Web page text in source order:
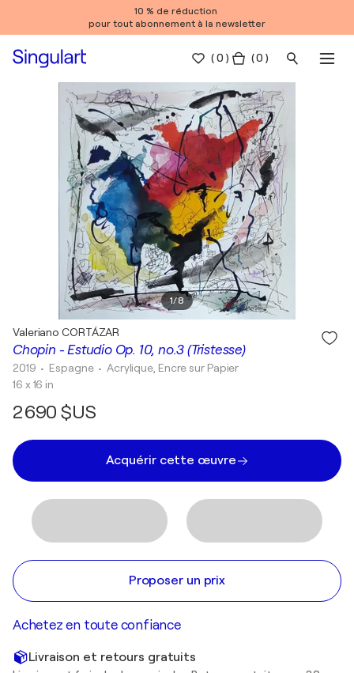
10 % de réduction
pour tout abonnement à la newsletter
(0 ) ( 0 )
1/8
Chopin - Estudio Op. 10, no.3 (Tristesse)
Valeriano CORTÁZAR
2019 • Espagne • Acrylique, Encre sur Papier
16 x 16 in
2 690 $US
Acquérir cette œuvre
Proposer un prix
Achetez en toute confiance
Livraison et retours gratuits